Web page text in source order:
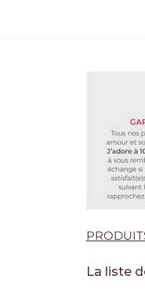
La liste